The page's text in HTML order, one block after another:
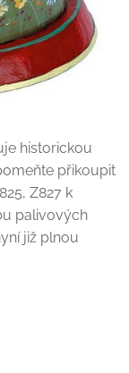
historickou
přikoupit
Z827 k
palivových
již plnou